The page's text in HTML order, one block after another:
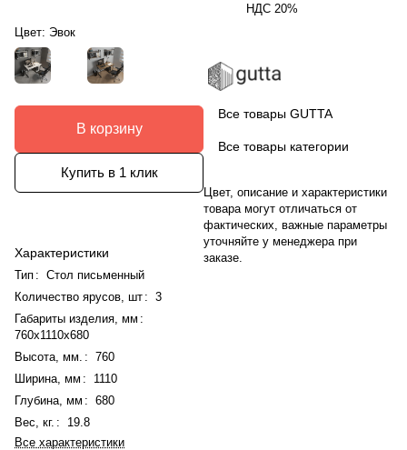
Цвет: Эвок
В корзину
Купить в 1 клик
Характеристики
Тип : Стол письменный
Количество ярусов, шт : 3
Габариты изделия, мм :
760x1110x680
Высота, мм. : 760
Ширина, мм :
1110
Глубина, мм : 680
Вес, кг. :
19.8
Все характеристики
НДС 20%
Все товары GUTTA
Все товары категории
Цвет, описание и характеристики
товара могут отличаться от
фактических, важные параметры
уточняйте у менеджера при
заказе.